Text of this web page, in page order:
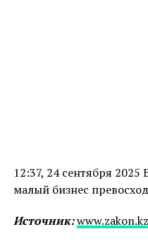
12:37, 24 сентября
малый бизнес
Источник:www.zakon.kz